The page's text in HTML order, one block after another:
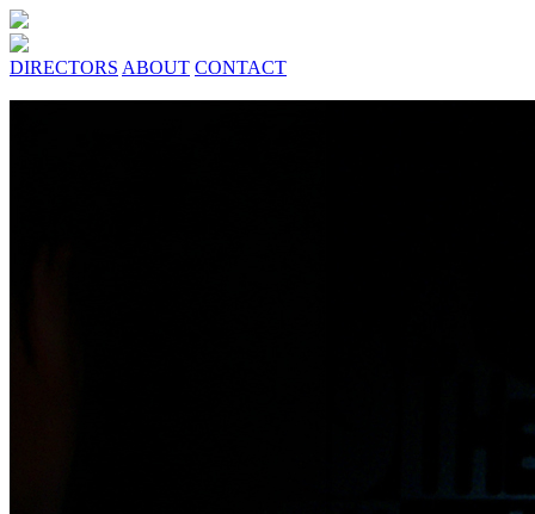
DIRECTORS ABOUT CONTACT